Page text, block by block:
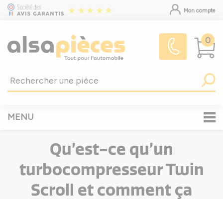
Mon compte
0
MENU
Qu’est-ce qu’un
turbocompresseur Twin
Scroll et comment ça